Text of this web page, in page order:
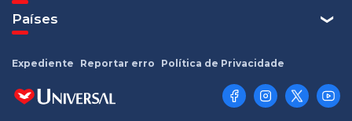
Países
Expediente Reportar erro Política de Privacidade